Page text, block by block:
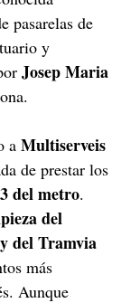
pasarelas de
y
Josep Maria
a Multiserveis
de prestar los
del metro.
del
del Tramvia
más
Aunque